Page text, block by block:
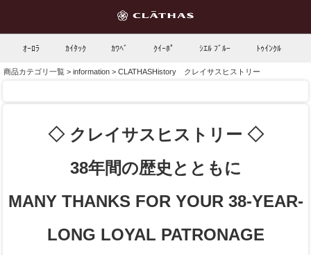
ｵｰﾛﾗ ｶｲﾀｯｸ ｶﾜﾍﾞ ｸｲｰﾎﾟ ｼｴﾙ ﾌﾞﾙｰ ﾄｩｲﾝｸﾙ
商品カテゴリ一覧 > information > CLATHASHistory クレイサスヒストリー
◇ クレイサスヒストリー ◇
38年間の歴史とともに
MANY THANKS FOR YOUR 38-YEAR-
LONG LOYAL PATRONAGE